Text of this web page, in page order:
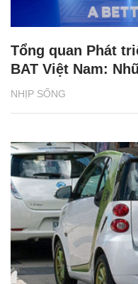
NHỊP SỐNG
Tổng quan Phát
BAT Việt Nam: